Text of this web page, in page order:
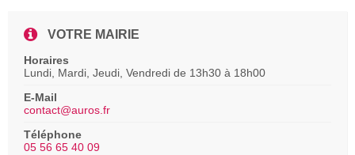
VOTRE MAIRIE
Horaires
Lundi, Mardi, Jeudi, Vendredi de 13h30 à 18h00
E-Mail
contact@auros.fr
Téléphone
05 56 65 40 09